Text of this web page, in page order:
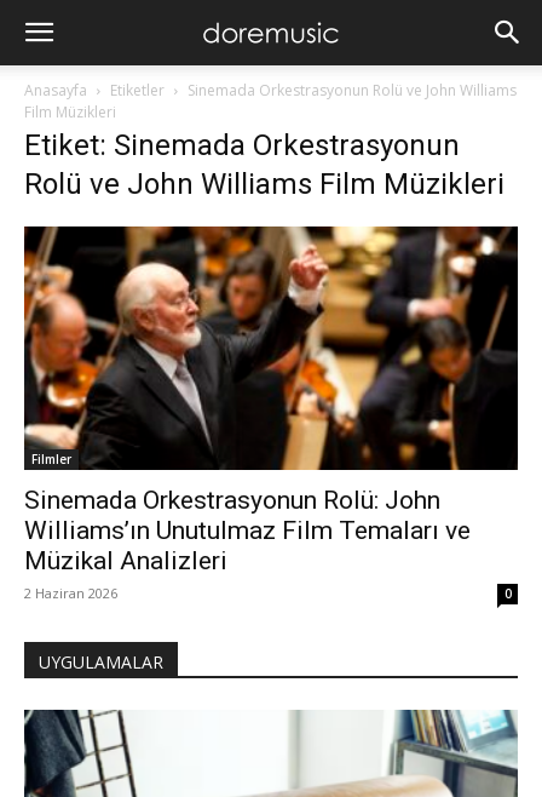
Anasayfa Etiketler
Sinemada Orkestrasyonun Rolü ve John Williams
Film Müzikleri
Etiket: Sinemada Orkestrasyonun
Rolü ve John Williams Film Müzikleri
Filmler
Sinemada Orkestrasyonun Rolü: John
Williams’ın Unutulmaz Film Temaları ve
Müzikal Analizleri
2 Haziran 2026 0
UYGULAMALAR